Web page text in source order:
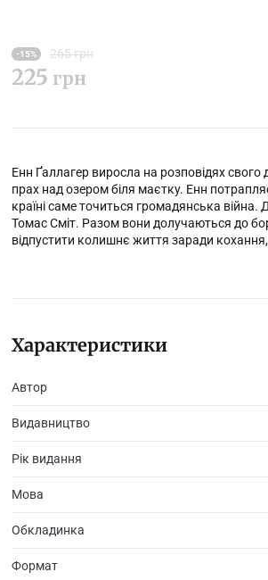
-15% 265 грн
225 грн
Енн Ґаллагер виросла на розповідях свого
прах над озером біля маєтку. Енн
країні саме точиться громадянська війна.
Томас Сміт. Разом вони долучаються до
відпустити колишнє життя заради кохання,
Характеристики
Автор
Видавництво
Рік видання
Мова
Обкладинка
Формат